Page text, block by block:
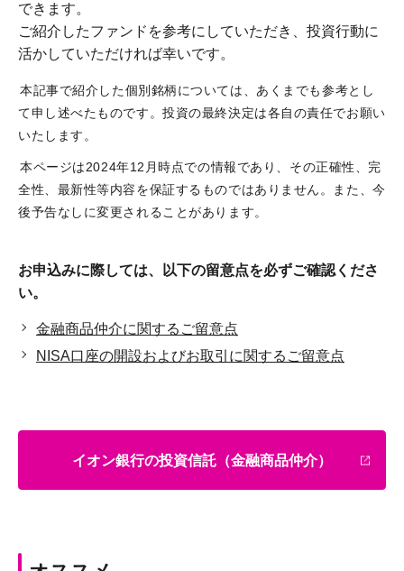
できます。
ご紹介したファンドを参考にしていただき、投資行動に
活かしていただければ幸いです。
本記事で紹介した個別銘柄については、あくまでも参考とし
て申し述べたものです。投資の最終決定は各自の責任でお願い
いたします。
本ページは2024年12月時点での情報であり、その正確性、完
全性、最新性等内容を保証するものではありません。また、今
後予告なしに変更されることがあります。
お申込みに際しては、以下の留意点を必ずご確認くださ
い。
金融商品仲介に関するご留意点
NISA口座の開設およびお取引に関するご留意点
イオン銀行の投資信託（金融商品仲介）